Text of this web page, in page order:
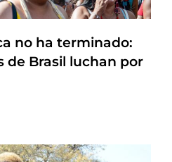
no ha terminado:
de Brasil luchan por